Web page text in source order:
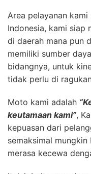
Area pelayanan
Indonesia, kami siap
di daerah mana pun
memiliki sumber
bidangnya, untuk
tidak perlu di
Moto kami adalah
keutamaan kami”,
kepuasan dari
semaksimal
merasa kecewa